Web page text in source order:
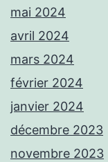
mai 2024
avril 2024
mars 2024
février 2024
janvier 2024
décembre 2023
novembre 2023